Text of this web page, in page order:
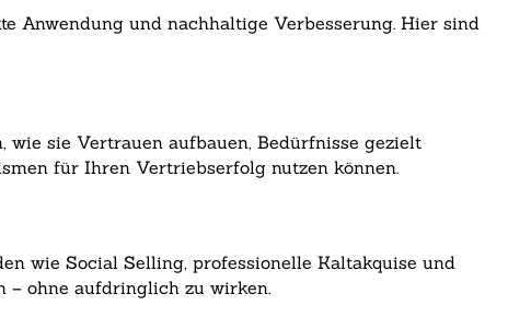
Anwendung und nachhaltige Verbesserung. Hier sind
sie Vertrauen aufbauen, Bedürfnisse gezielt
für Ihren Vertriebserfolg nutzen können.
wie Social Selling, professionelle Kaltakquise und
– ohne aufdringlich zu wirken.